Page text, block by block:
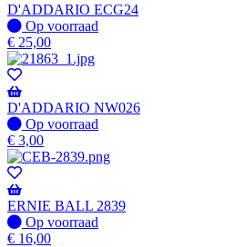
D'ADDARIO ECG24
Op
voorraad
Op voorraad
€ 25,00
D'ADDARIO NW026
Op
voorraad
Op voorraad
€ 3,00
ERNIE BALL 2839
Op
voorraad
Op voorraad
€ 16,00